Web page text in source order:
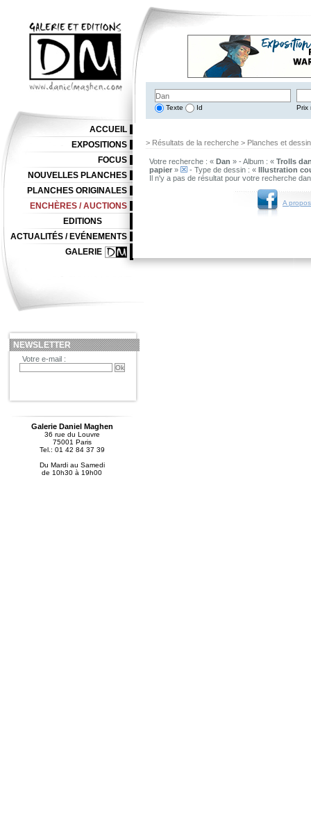
Texte Id Prix
> Résultats de la recherche > Planches et
Votre recherche : « Dan » - Album : « Trolls
papier » - Type de dessin : « Illustration
Il n'y a pas de résultat pour votre recherche
A
ACCUEIL
EXPOSITIONS
FOCUS
NOUVELLES PLANCHES
PLANCHES ORIGINALES
ENCHÈRES / AUCTIONS
EDITIONS
ACTUALITÉS / EVÉNEMENTS
GALERIE
NEWSLETTER
Votre e-mail :
Galerie Daniel Maghen
36 rue du Louvre
75001 Paris
Tel.: 01 42 84 37 39
Du Mardi au Samedi
de 10h30 à 19h00